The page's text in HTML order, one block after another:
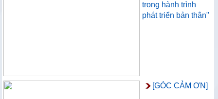
trong hành trình
phát triển bản thân"
[GÓC CẢM ƠN]